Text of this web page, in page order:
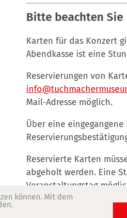
Bitte beachten Sie
Karten für das Konzert
Abendkasse ist eine
Reservierungen von
Mail-Adresse möglich.
Über eine
Reservierte Karten
abgeholt werden. Eine
Veranstaltungstag
der Gesamtpreis in
können. Mit dem